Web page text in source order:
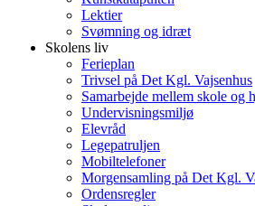
Lektier
Svømning og idræt
Skolens liv
Ferieplan
Trivsel på Det Kgl. Vajsenhus
Samarbejde mellem skole og
Undervisningsmiljø
Elevråd
Legepatruljen
Mobiltelefoner
Morgensamling på Det Kgl.
Ordensregler